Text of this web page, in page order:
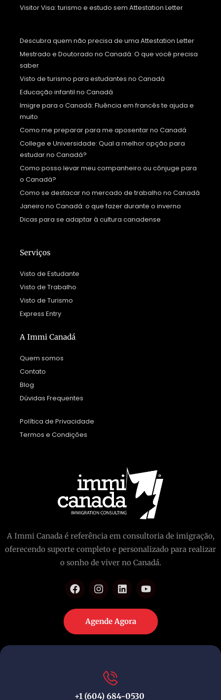
Visitor Visa: turismo e estudo sem Attestation Letter
Descubra quem não precisa de uma Attestation Letter
Mestrado e Doutorado no Canadá: O que você precisa
saber
Visto de turismo para estudantes no Canadá
Educação infantil no Canadá
Imigre para o Canadá: Fluência em francês te ajuda e
muito
Como me preparar para me aposentar no Canadá
College e Universidade: Qual a melhor opção para
estudar no Canadá?
Como posso levar meu companheiro ou cônjuge para
o Canadá?
Como se destacar no mercado de trabalho no Canadá
Janeiro no Canadá: o que fazer durante o inverno
Dicas para se adaptar à cultura canadense
Serviços
Visto de Estudante
Visto de Trabalho
Visto de Turismo
Express Entry
A Immi Canadá
Quem somos
Contato
Blog
Dúvidas Frequentes
Política de Privacidade
Termos e Condições
A Immi Canada é referência em consultoria de imigração,
oferecendo suporte completo e personalizado para realizar
o sonho de viver no Canadá.
Agende Agora
+1 (604) 684-0530